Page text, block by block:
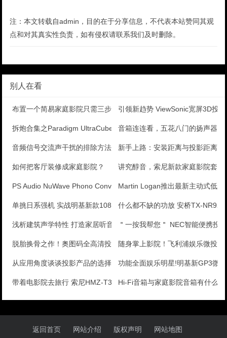
注：本文转载自admin，目的在于分享信息，不代表本站赞同其观
点和对其真实性负责，如有侵权请联系我们及时删除。
别人在看
布置一个简易家庭影院只需三步 引领新趋势 ViewSonic宽屏3D投
拆炮合集之Paradigm UltraCube 1低音箱连连看，五花八门的扬声器大
音频信号交流声干扰的排除方法 新手上路：安装距离与投影距离是
如何把客厅装修成家庭影院？ 讲究醇音，索尼新款家庭影院套
PS Audio NuWave Phono Conv Martin Logan推出最新主动式低音
单挑日系强机 实战明基新款1080p投影什么都不缺的功放 安桥TX-NR929
浅析建筑声学特性 打造家居听音香舍＂一按我帮您＂ NEC智能便携投
脱胎换骨之作！奥图码全高清投影评测随身掌上影院！飞利浦娱乐微投初
从应用角度谈谈投影产品的选择与挑选功能全面娱乐明星!明基新GP3微
带着电影院去旅行 索尼HMZ-T3W音视频系统测评Hi-Fi音箱与家庭影院音箱有什么
返回首页 网站介绍 版权声明 网站地图